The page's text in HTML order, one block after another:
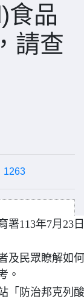
食品
請查
1263
113年7月23
及民眾瞭解如
。
「防治邦克列